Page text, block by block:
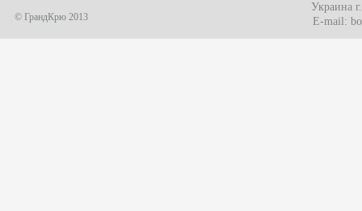
© ГрандКрю 2013
Украина
E-mail: